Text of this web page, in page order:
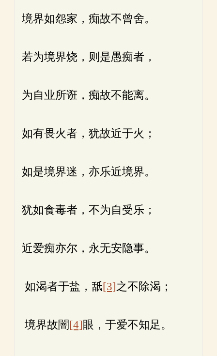
境界如怨家，痴故不曾舍。
若为境界烧，则是愚痴者，
为自业所诳，痴故不能离。
如有畏火者，犹故近于火；
如是境界迷，亦乐近境界。
犹如食毒者，不为自受乐；
近爱痴亦尔，永无安隐事。
如渴者于盐，舐[3]之不除渴；
境界故闇[4]眼，于爱不知足。